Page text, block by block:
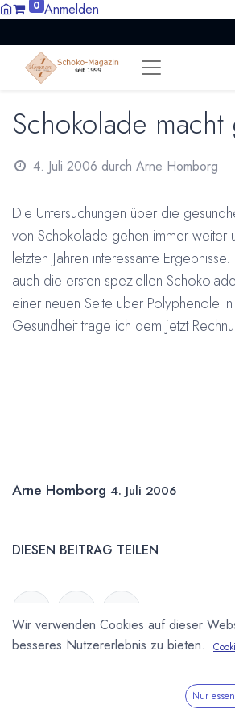
0 Anmelden
Schokolade
4. Juli 2006 durch Arne Homborg
Die Untersuchungen über die
von Schokolade gehen immer weiter
letzten Jahren interessante
auch die ersten speziellen
einer neuen Seite über Polyphenole
Gesundheit trage ich dem jetzt
Arne Homborg 4. Juli 2006
DIESEN BEITRAG TEILEN
Wir verwenden Cookies auf dieser
besseres Nutzererlebnis zu bieten.
Nur